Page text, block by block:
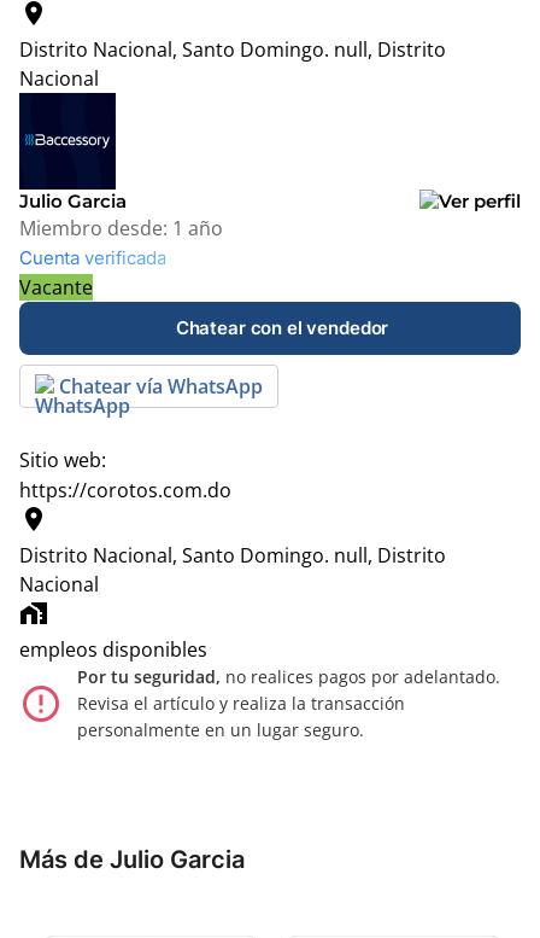
location_on
Distrito Nacional, Santo Domingo. null, Distrito
Nacional
Julio Garcia
Miembro desde: 1 año
Cuenta verificada
Vacante
Chatear con el vendedor
Chatear vía WhatsApp
Sitio web:
https://corotos.com.do
location_on
Distrito Nacional, Santo Domingo. null, Distrito
Nacional
home_work
empleos disponibles
error_outline
Por tu seguridad, no realices pagos por adelantado.
Revisa el artículo y realiza la transacción
personalmente en un lugar seguro.
Más de Julio Garcia